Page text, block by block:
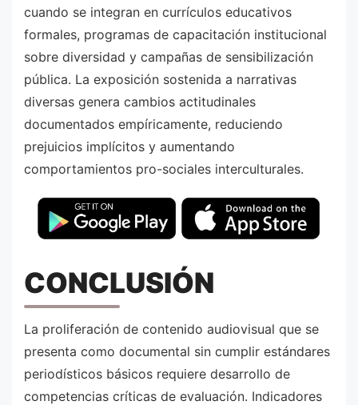
cuando se integran en currículos educativos
formales, programas de capacitación institucional
sobre diversidad y campañas de sensibilización
pública. La exposición sostenida a narrativas
diversas genera cambios actitudinales
documentados empíricamente, reduciendo
prejuicios implícitos y aumentando
comportamientos pro-sociales interculturales.
CONCLUSIÓN
La proliferación de contenido audiovisual que se
presenta como documental sin cumplir estándares
periodísticos básicos requiere desarrollo de
competencias críticas de evaluación. Indicadores